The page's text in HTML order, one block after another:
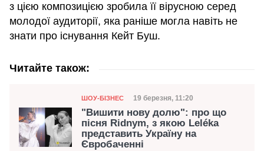
з цією композицією зробила її вірусною серед
молодої аудиторії, яка раніше могла навіть не
знати про існування Кейт Буш.
Читайте також:
Категорія
ШОУ-БІЗНЕС Дата публікації
19 березня, 11:20
"Вишити нову долю": про що
пісня Ridnym, з якою Leléka
представить Україну на
Євробаченні